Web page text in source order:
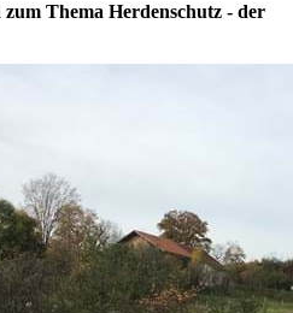
zum Thema Herdenschutz - der